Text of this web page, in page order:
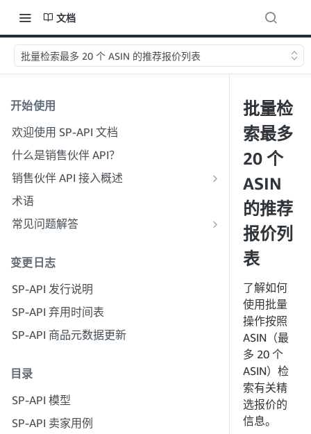
文档
批量检索最多 20 个 ASIN 的推荐报价列表
开始使用
欢迎使用 SP-API 文档
什么是销售伙伴 API？
销售伙伴 API 接入概述
以开发者身份加入
步骤 3：创建开发者资料
步骤 4：注册沙箱应用程序
步骤 5：首次调用 SP-API 沙箱
步骤 6：设置授权工作流程
步骤 8：在生产环境中调用 SP-API
步骤 9：测试应用程序
步骤 10：发布应用程序
以服务提供商身份加入
门户账户
步骤 3：验证您的身份
步骤 4：填写贵公司的服务资料
步骤 6：邀请员工加入您的账户
步骤 7：与卖家联系
步骤 8：在服务提供商网络中发布您的
术语
常见问题解答
解决方案提供商门户常见问题解答
变更日志
SP-API 发行说明
SP-API 弃用时间表
SP-API 商品元数据更新
目录
SP-API 模型
SP-API 卖家用例
批量检
索最多
20 个
ASIN
的推荐
报价列
表
了解如何
使用批量
操作按照
ASIN（最
多 20 个
ASIN）检
索有关精
选报价的
信息。